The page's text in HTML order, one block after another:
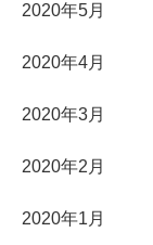
2020年5月
2020年4月
2020年3月
2020年2月
2020年1月